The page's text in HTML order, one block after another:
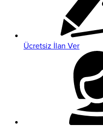
Ücretsiz İlan Ver